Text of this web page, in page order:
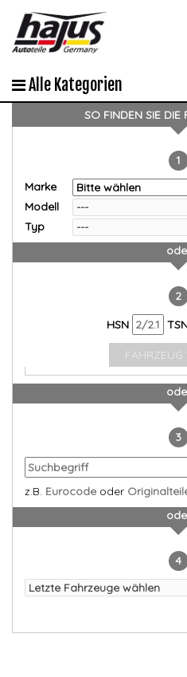
Alle Kategorien
SO FINDEN SIE DIE
1
Marke
Modell
Typ
2
HSN
FAHRZEUG
3
z.B. Eurocode oder
4